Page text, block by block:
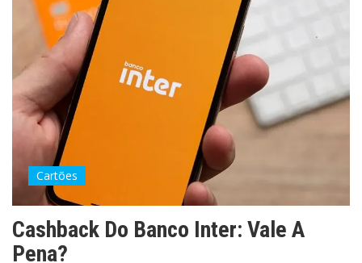
Cartões
Cashback Do Banco Inter: Vale A
Pena?